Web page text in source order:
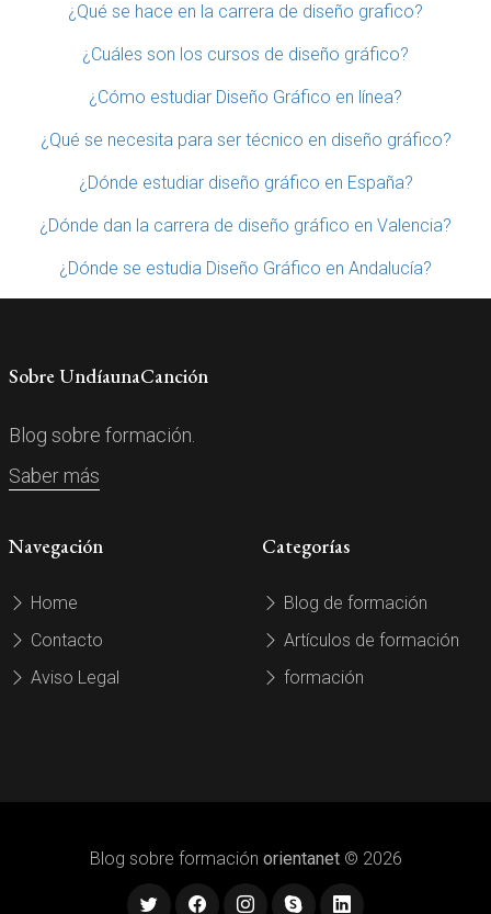
¿Qué se hace en la carrera de diseño grafico?
¿Cuáles son los cursos de diseño gráfico?
¿Cómo estudiar Diseño Gráfico en línea?
¿Qué se necesita para ser técnico en diseño gráfico?
¿Dónde estudiar diseño gráfico en España?
¿Dónde dan la carrera de diseño gráfico en Valencia?
¿Dónde se estudia Diseño Gráfico en Andalucía?
Sobre UndíaunaCanción
Blog sobre formación.
Saber más
Navegación
Home
Contacto
Aviso Legal
Categorías
Blog de formación
Artículos de formación
formación
Blog sobre formación orientanet© 2026